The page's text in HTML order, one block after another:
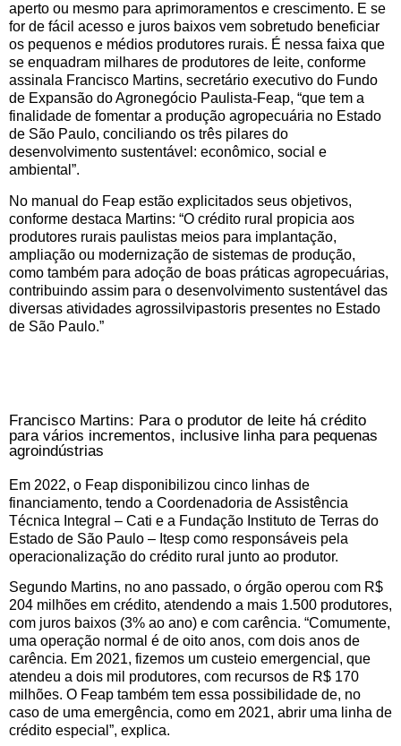
aperto ou mesmo para aprimoramentos e crescimento. E se
for de fácil acesso e juros baixos vem sobretudo beneficiar
os pequenos e médios produtores rurais. É nessa faixa que
se enquadram milhares de produtores de leite, conforme
assinala Francisco Martins, secretário executivo do Fundo
de Expansão do Agronegócio Paulista-Feap, “que tem a
finalidade de fomentar a produção agropecuária no Estado
de São Paulo, conciliando os três pilares do
desenvolvimento sustentável: econômico, social e
ambiental”.
No manual do Feap estão explicitados seus objetivos,
conforme destaca Martins: “O crédito rural propicia aos
produtores rurais paulistas meios para implantação,
ampliação ou modernização de sistemas de produção,
como também para adoção de boas práticas agropecuárias,
contribuindo assim para o desenvolvimento sustentável das
diversas atividades agrossilvipastoris presentes no Estado
de São Paulo.”
Francisco Martins: Para o produtor de leite há crédito
para vários incrementos, inclusive linha para pequenas
agroindústrias
Em 2022, o Feap disponibilizou cinco linhas de
financiamento, tendo a Coordenadoria de Assistência
Técnica Integral – Cati e a Fundação Instituto de Terras do
Estado de São Paulo – Itesp como responsáveis pela
operacionalização do crédito rural junto ao produtor.
Segundo Martins, no ano passado, o órgão operou com R$
204 milhões em crédito, atendendo a mais 1.500 produtores,
com juros baixos (3% ao ano) e com carência. “Comumente,
uma operação normal é de oito anos, com dois anos de
carência. Em 2021, fizemos um custeio emergencial, que
atendeu a dois mil produtores, com recursos de R$ 170
milhões. O Feap também tem essa possibilidade de, no
caso de uma emergência, como em 2021, abrir uma linha de
crédito especial”, explica.